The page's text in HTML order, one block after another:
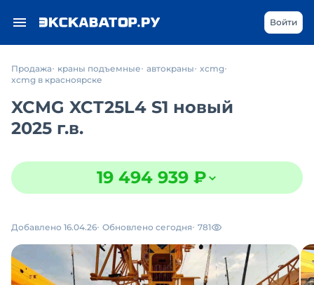
Войти
Продажа краны подъемные автокраны xcmg
xcmg в красноярске
XCMG XCT25L4 S1 новый
2025 г.в.
19 494 939 ₽
Добавлено 16.04.26 Обновлено сегодня 781